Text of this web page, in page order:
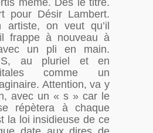
même. Dès le titre.
pour Désir Lambert.
artiste, on veut qu’il
frappe à nouveau à
un pli en main.
au pluriel et en
comme un
Attention, va y
avec un « s » car le
répètera à chaque
la loi insidieuse de ce